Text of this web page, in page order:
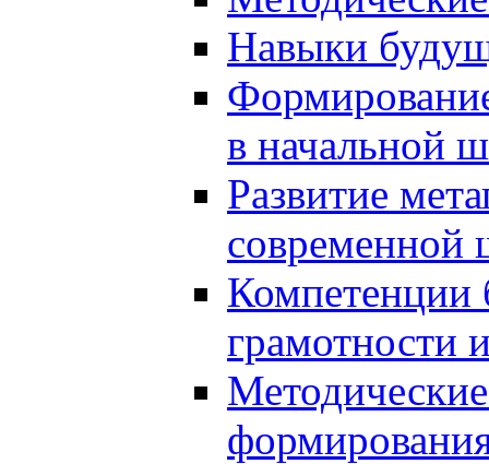
Навыки
в начальной
Развитие
современной
Компетенции
грамотности